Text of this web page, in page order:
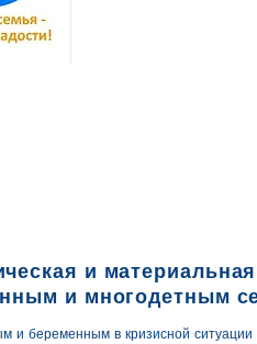
и
и многодетным
и беременным в кризисной